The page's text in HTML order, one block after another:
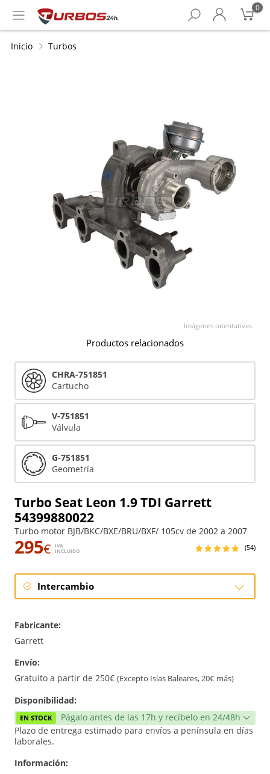
0
Inicio Turbos
Turbo Seat Leon 1.9 TDI Garrett
54399880022
Turbo motor BJB/BKC/BXE/BRU/BXF/ 105cv de 2002 a 2007
295€
IVA
INCLUIDO
(54)
Intercambio
Reconstrucción
Reforzado
Fabricante:
Garrett
Envío:
Gratuito a partir de 250€ (Excepto Islas Baleares, 20€ más)
Disponibilidad:
EN STOCK
Págalo antes de las 17h y recíbelo en 24/48h
Plazo de entrega estimado para envíos a península en días
laborales.
Información:
Imágenes orientativas
Productos relacionados
CHRA-751851
Cartucho
V-751851
Válvula
G-751851
Geometría